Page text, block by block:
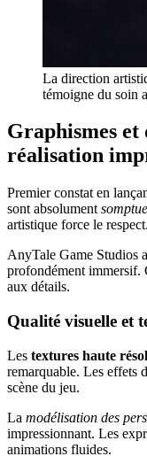
La direction
témoigne du soin
Graphismes
réalisation
Premier constat en
sont absolument
artistique force le respect.
AnyTale Game Studios
profondément immersif.
aux détails.
Qualité visuelle et
Les textures haute
remarquable. Les effets
scène du jeu.
La modélisation des
impressionnant. Les
animations fluides.